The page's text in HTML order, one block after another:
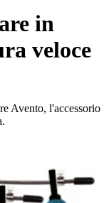
in
veloce
Avento, l'accessorio